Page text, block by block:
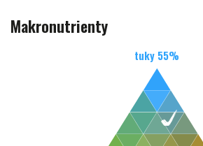
Makronutrienty
tuky 55%